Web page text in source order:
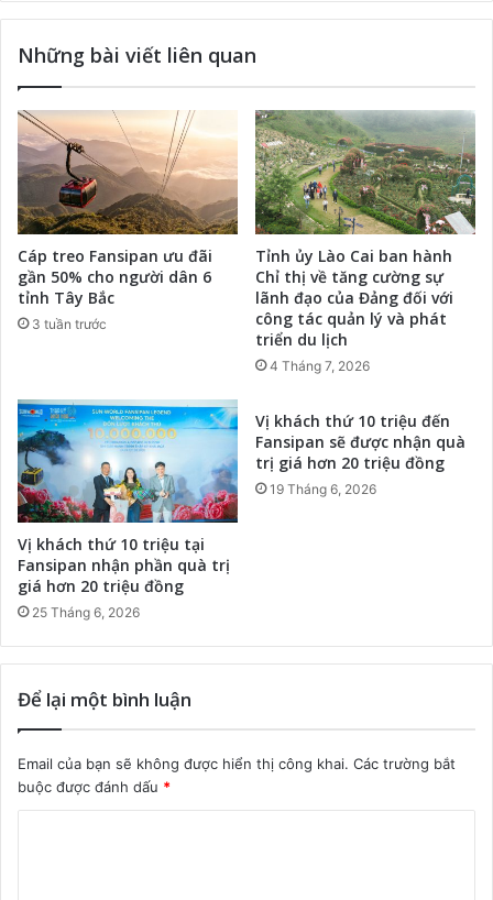
Những bài viết liên quan
Cáp treo Fansipan ưu đãi
gần 50% cho người dân 6
tỉnh Tây Bắc
3 tuần trước
Tỉnh ủy Lào Cai ban hành
Chỉ thị về tăng cường sự
lãnh đạo của Đảng đối với
công tác quản lý và phát
triển du lịch
4 Tháng 7, 2026
Vị khách thứ 10 triệu tại
Fansipan nhận phần quà trị
giá hơn 20 triệu đồng
25 Tháng 6, 2026
Vị khách thứ 10 triệu đến
Fansipan sẽ được nhận quà
trị giá hơn 20 triệu đồng
19 Tháng 6, 2026
Để lại một bình luận
Email của bạn sẽ không được hiển thị công khai. Các trường bắt
buộc được đánh dấu *